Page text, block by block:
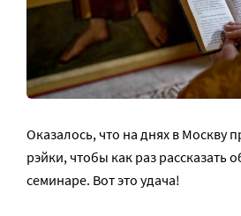
Оказалось, что на днях в Москву
рэйки, чтобы как раз рассказать
семинаре. Вот это удача!